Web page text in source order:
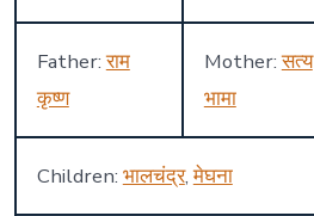
Father:राम
कृष्ण
Mother:सत्य
भामा
Children: भालचंद्र,मेघना